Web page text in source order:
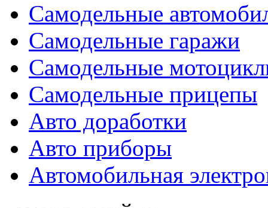
Самодельные
Самодельные гаражи
Самодельные
Самодельные прицепы
Авто доработки
Авто приборы
Автомобильная